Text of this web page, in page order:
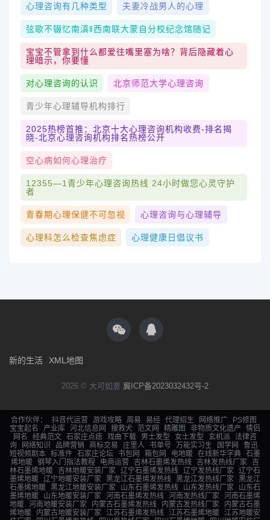
心理咨询有几种类型 夫妻冷战男人的心理
弦歌不辍忆南滇‖西南联大蒙自分校纪念馆随记
宝宝不管拿到什么都爱往嘴里塞为啥？背后隐藏着心
理暗示，你要懂
对心理咨询的认识 北京师范大学心理咨询
青少年心理辅导机构排行
2025热榜首推：北京十大心理咨询机构收费-排名揭
晓-北京心理咨询机构排名热榜公开
空心病如何心理治疗
12355—1青少年心理咨询热线 24小时做您心灵守护
者
青春期心理保健不可忽视 心理咨询与心理辅导
心理科怎么检查焦虑症 心理健康日倡议书
新的生活 XML地图
2026 © 大可如意 冀ICP备2023032432号-2
合作伙伴： 抖音代运营 游戏攻略 周易 易经 代理招生 网络推广
PS修图
宝宝起名
产业库 河北信息网 搜救犬 范文网 精雕图 非物质文化遗产
情侣
网名
经典范文 石家庄点痣 戏曲下载 男士发型 女士发型 玄机派
法律咨
询
网络知识 品牌营销 商标交易 庄里人 书单号 万能实习生 国学网
鲁迅
短视频剧本 标准件 石家庄论坛 书包网 箱包网 电地暖 在线新华字典 石墨
烯地暖 钢琴入门指法教程 电商运营 吉林石墨烯发热线 吉林发热线厂家
吉
林石墨烯地暖
吉林地暖安装厂家 辽宁石墨烯发热线 辽宁发热线厂家
辽宁石
墨烯地暖 辽宁地暖安装厂家 黑龙江石墨烯发热线 黑龙江发热线厂家
黑龙江
石墨烯地暖 黑龙江地暖安装厂家 山东石墨烯发热线 山东发热线厂家
山东石
墨烯地暖
山东地暖安装厂家 河南石墨烯发热线 河南发热线厂家
河南石墨烯
地暖 河南地暖安装厂家 内蒙古石墨烯发热线 内蒙古发热线厂家
内蒙古石墨
烯地暖
内蒙古地暖安装厂家 江苏石墨烯发热线 江苏石墨烯地暖
江苏地暖安